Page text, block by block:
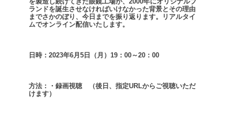
ランドを誕生させなければいけなかった背景と その理由
までさかのぼり、今日までを振り返ります。
リアルタイ
ムでオンライン配信いたします。
日時：2023年6月5日（月）19：00～20：00
方法：・録画視聴 （後日、指定URLからご視聴いただ
けます）